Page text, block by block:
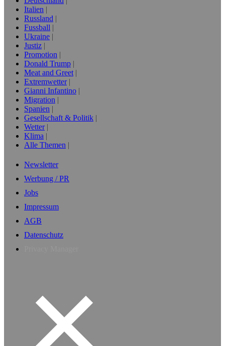
Italien
Russland
Fussball
Ukraine
Justiz
Promotion
Donald Trump
Meat and Greet
Extremwetter
Gianni Infantino
Migration
Spanien
Gesellschaft & Politik
Wetter
Klima
Alle Themen
Newsletter
Werbung / PR
Jobs
Impressum
AGB
Datenschutz